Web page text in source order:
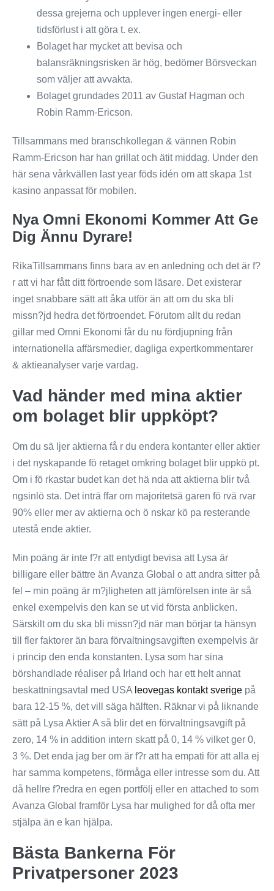
dessa grejerna och upplever ingen energi- eller
tidsförlust i att göra t. ex.
Bolaget har mycket att bevisa och
balansräkningsrisken är hög, bedömer Börsveckan
som väljer att avvakta.
Bolaget grundades 2011 av Gustaf Hagman och
Robin Ramm-Ericson.
Tillsammans med branschkollegan & vännen Robin
Ramm-Ericson har han grillat och ätit middag. Under den
här sena vårkvällen last year föds idén om att skapa 1st
kasino anpassat för mobilen.
Nya Omni Ekonomi Kommer Att Ge
Dig Ännu Dyrare!
RikaTillsammans finns bara av en anledning och det är f?
r att vi har fått ditt förtroende som läsare. Det existerar
inget snabbare sätt att åka utför än att om du ska bli
missn?jd hedra det förtroendet. Förutom allt du redan
gillar med Omni Ekonomi får du nu fördjupning från
internationella affärsmedier, dagliga expertkommentarer
& aktieanalyser varje vardag.
Vad händer med mina aktier
om bolaget blir uppköpt?
Om du sä ljer aktierna få r du endera kontanter eller aktier
i det nyskapande fö retaget omkring bolaget blir uppkö pt.
Om i fö rkastar budet kan det hä nda att aktierna blir två
ngsinlö sta. Det inträ ffar om majoritetsä garen fö rvä rvar
90% eller mer av aktierna och ö nskar kö pa resterande
utestå ende aktier.
Min poäng är inte f?r att entydigt bevisa att Lysa är
billigare eller bättre än Avanza Global o att andra sitter på
fel – min poäng är m?jligheten att jämförelsen inte är så
enkel exempelvis den kan se ut vid första anblicken.
Särskilt om du ska bli missn?jd när man börjar ta hänsyn
till fler faktorer än bara förvaltningsavgiften exempelvis är
i princip den enda konstanten. Lysa som har sina
börshandlade réaliser på Irland och har ett helt annat
beskattningsavtal med USA leovegas kontakt sverige på
bara 12-15 %, det vill säga hälften. Räknar vi på liknande
sätt på Lysa Aktier A så blir det en förvaltningsavgift på
zero, 14 % in addition intern skatt på 0, 14 % vilket ger 0,
3 %. Det enda jag ber om är f?r att ha empati för att alla ej
har samma kompetens, förmåga eller intresse som du. Att
då hellre f?redra en egen portfölj eller en attached to som
Avanza Global framför Lysa har mulighed for då ofta mer
stjälpa än e kan hjälpa.
Bästa Bankerna För
Privatpersoner 2023